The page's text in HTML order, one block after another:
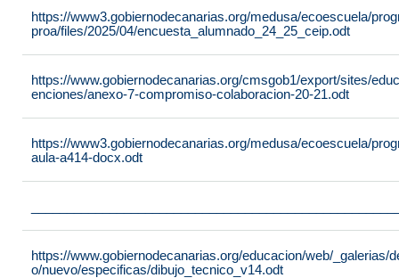
https://www3.gobiernodecanarias.org/medusa/ecoescuela/
proa/files/2025/04/encuesta_alumnado_24_25_ceip.odt
https://www.gobiernodecanarias.org/cmsgob1/export/sites/
enciones/anexo-7-compromiso-colaboracion-20-21.odt
https://www3.gobiernodecanarias.org/medusa/ecoescuela/
aula-a414-docx.odt
https://www.gobiernodecanarias.org/educacion/web/
o/nuevo/especificas/dibujo_tecnico_v14.odt